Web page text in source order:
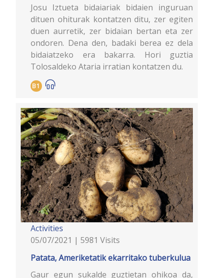
Josu Iztueta bidaiariak bidaien inguruan
dituen ohiturak kontatzen ditu, zer egiten
duen aurretik, zer bidaian bertan eta zer
ondoren. Dena den, badaki berea ez dela
bidaiatzeko era bakarra. Hori guztia
Tolosaldeko Ataria irratian kontatzen du.
B1
Activities
05/07/2021 | 5981 Visits
Patata, Ameriketatik ekarritako tuberkulua
Gaur egun sukalde guztietan ohikoa da,